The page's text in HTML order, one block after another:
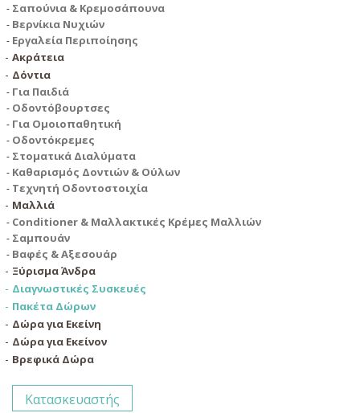
Σαπούνια & Κρεμοσάπουνα
Βερνίκια Νυχιών
Εργαλεία Περιποίησης
Ακράτεια
Δόντια
Για Παιδιά
Οδοντόβουρτσες
Για Ομοιοπαθητική
Οδοντόκρεμες
Στοματικά Διαλύματα
Καθαρισμός Δοντιών & Ούλων
Τεχνητή Οδοντοστοιχία
Μαλλιά
Conditioner & Μαλλακτικές Κρέμες Μαλλιών
Σαμπουάν
Βαφές & Αξεσουάρ
Ξύρισμα Άνδρα
Διαγνωστικές Συσκευές
Πακέτα Δώρων
Δώρα για Εκείνη
Δώρα για Εκείνον
Βρεφικά Δώρα
Κατασκευαστής